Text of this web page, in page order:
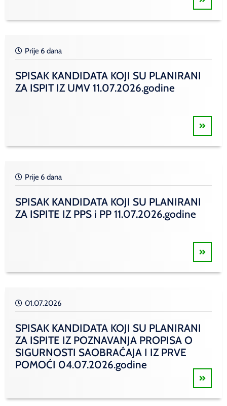
Prije 6 dana
SPISAK KANDIDATA KOJI SU PLANIRANI
ZA ISPIT IZ UMV 11.07.2026.godine
Prije 6 dana
SPISAK KANDIDATA KOJI SU PLANIRANI
ZA ISPITE IZ PPS i PP 11.07.2026.godine
01.07.2026
SPISAK KANDIDATA KOJI SU PLANIRANI
ZA ISPITE IZ POZNAVANJA PROPISA O
SIGURNOSTI SAOBRAĆAJA I IZ PRVE
POMOĆI 04.07.2026.godine